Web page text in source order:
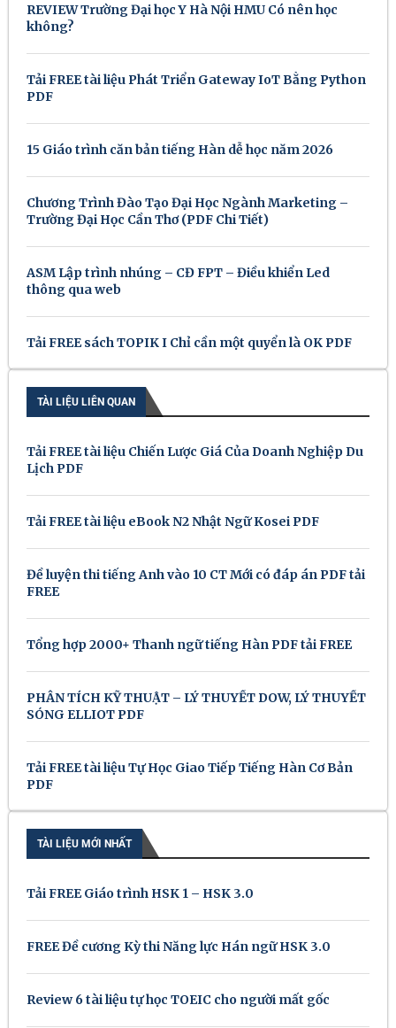
REVIEW Trường Đại học Y Hà Nội HMU Có nên học
không?
Tải FREE tài liệu Phát Triển Gateway IoT Bằng Python
PDF
15 Giáo trình căn bản tiếng Hàn dễ học năm 2026
Chương Trình Đào Tạo Đại Học Ngành Marketing –
Trường Đại Học Cần Thơ (PDF Chi Tiết)
ASM Lập trình nhúng – CĐ FPT – Điều khiển Led
thông qua web
Tải FREE sách TOPIK I Chỉ cần một quyển là OK PDF
TÀI LIỆU LIÊN QUAN
Tải FREE tài liệu Chiến Lược Giá Của Doanh Nghiệp Du
Lịch PDF
Tải FREE tài liệu eBook N2 Nhật Ngữ Kosei PDF
Đề luyện thi tiếng Anh vào 10 CT Mới có đáp án PDF tải
FREE
Tổng hợp 2000+ Thanh ngữ tiếng Hàn PDF tải FREE
PHÂN TÍCH KỸ THUẬT – LÝ THUYẾT DOW, LÝ THUYẾT
SÓNG ELLIOT PDF
Tải FREE tài liệu Tự Học Giao Tiếp Tiếng Hàn Cơ Bản
PDF
TÀI LIỆU MỚI NHẤT
Tải FREE Giáo trình HSK 1 – HSK 3.0
FREE Đề cương Kỳ thi Năng lực Hán ngữ HSK 3.0
Review 6 tài liệu tự học TOEIC cho người mất gốc